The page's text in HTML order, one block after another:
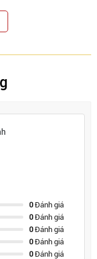
0Đánh giá
0Đánh giá
0Đánh giá
0Đánh giá
0Đánh giá